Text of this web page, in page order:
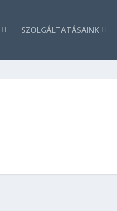
SZOLGÁLTATÁSAINK